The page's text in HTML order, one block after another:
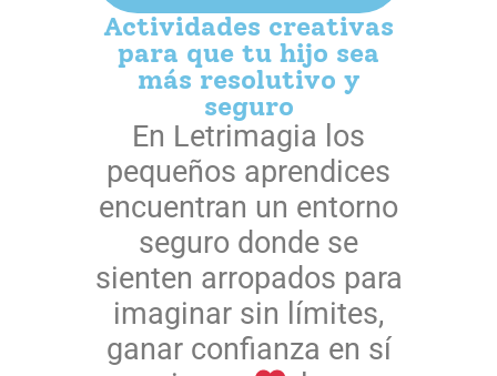
Actividades creativas
para que tu hijo sea
más resolutivo y
seguro
En Letrimagia los
pequeños aprendices
encuentran un entorno
seguro donde se
sienten arropados para
imaginar sin límites,
ganar confianza en sí